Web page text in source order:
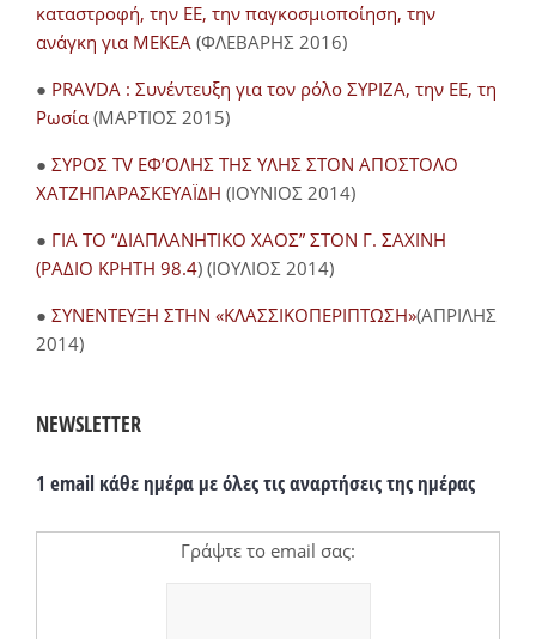
καταστροφή, την ΕΕ, την παγκοσμιοποίηση, την
ανάγκη για ΜΕΚΕΑ (ΦΛΕΒΑΡΗΣ 2016)
● PRAVDA : Συνέντευξη για τον ρόλο ΣΥΡΙΖΑ, την ΕΕ, τη
Ρωσία (ΜΑΡΤΙΟΣ 2015)
● ΣΥΡΟΣ TV ΕΦ’ΟΛΗΣ ΤΗΣ ΥΛΗΣ ΣΤΟΝ ΑΠΟΣΤΟΛΟ
ΧΑΤΖΗΠΑΡΑΣΚΕΥΑΪΔΗ (ΙΟΥΝΙΟΣ 2014)
● ΓΙΑ ΤΟ “ΔΙΑΠΛΑΝΗΤΙΚΟ ΧΑΟΣ” ΣΤΟΝ Γ. ΣΑΧΙΝΗ
(ΡΑΔΙΟ ΚΡΗΤΗ 98.4) (ΙΟΥΛΙΟΣ 2014)
● ΣΥΝΕΝΤΕΥΞΗ ΣΤΗΝ «ΚΛΑΣΣΙΚΟΠΕΡΙΠΤΩΣΗ»(ΑΠΡΙΛΗΣ
2014)
NEWSLETTER
1 email κάθε ημέρα με όλες τις αναρτήσεις της ημέρας
Γράψτε το email σας: